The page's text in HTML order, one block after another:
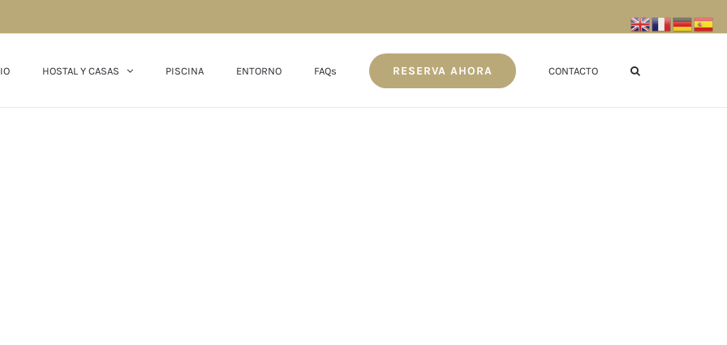
HOSTAL Y CASAS PISCINA ENTORNO FAQs RESERVA AHORA CONTACTO